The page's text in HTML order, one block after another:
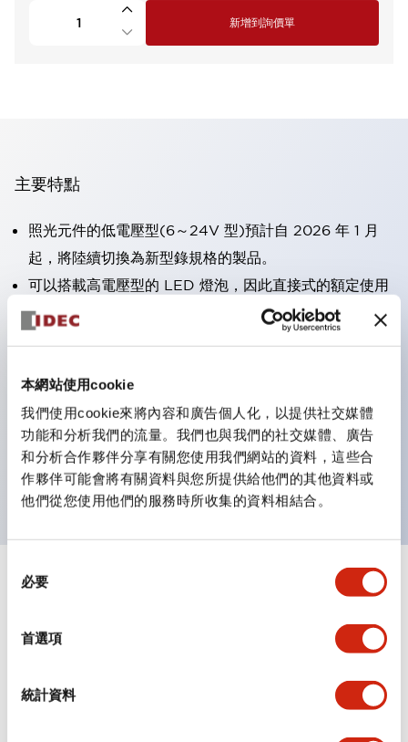
本網站使用cookie
我們使用cookie來將內容和廣告個人化，以提供社交媒體
功能和分析我們的流量。我們也與我們的社交媒體、廣告
和分析合作夥伴分享有關您使用我們網站的資料，這些合
作夥伴可能會將有關資料與您所提供給他們的其他資料或
他們從您使用他們的服務時所收集的資料相結合。
必要
首選項
統計資料
新增到詢價單
主要特點
照光元件的低電壓型(6～24V 型)預計自 2026 年 1 月
起，將陸續切換為新型錄規格的製品。
可以搭載高電壓型的 LED 燈泡，因此直接式的額定使用
電壓最高可支援至 240V。
一顆 LED 燈泡即可呈現六種顏色（LSRD 燈泡）。以往
需分色管理的 LED 燈泡，如今可用單一顆燈泡呈現多種
顏色。
符合UL、CSA、TÜV、CCC認證。
規格 顯示全部+
審美規範